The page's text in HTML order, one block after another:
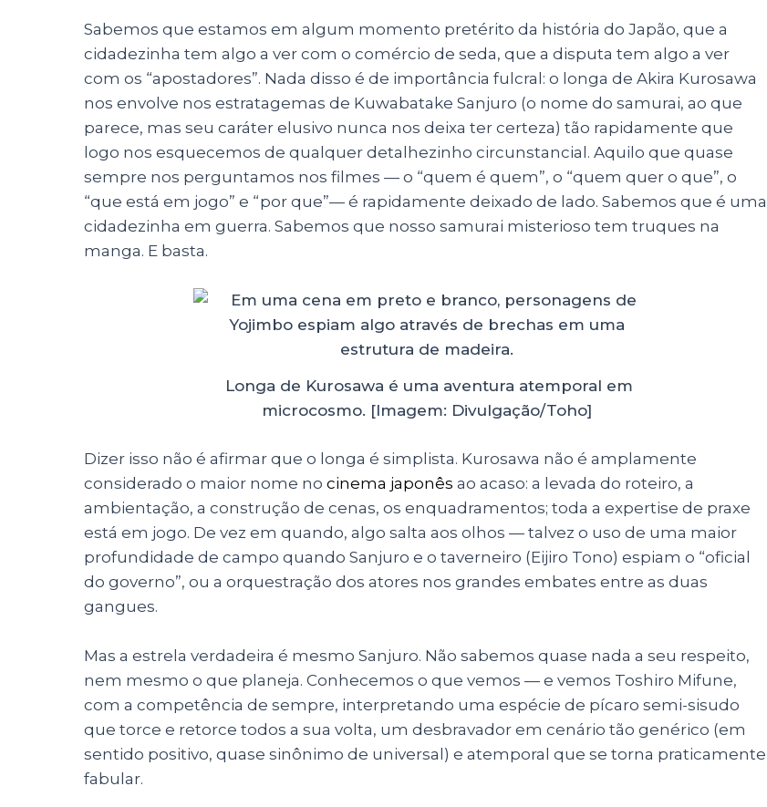
k
Sabemos que estamos em algum momento pretérito da história do Japão, que a
cidadezinha tem algo a ver com o comércio de seda, que a disputa tem algo a ver
com os “apostadores”. Nada disso é de importância fulcral: o longa de Akira Kurosawa
nos envolve nos estratagemas de Kuwabatake Sanjuro (o nome do samurai, ao que
parece, mas seu caráter elusivo nunca nos deixa ter certeza) tão rapidamente que
logo nos esquecemos de qualquer detalhezinho circunstancial. Aquilo que quase
sempre nos perguntamos nos filmes — o “quem é quem”, o “quem quer o que”, o
“que está em jogo” e “por que”— é rapidamente deixado de lado. Sabemos que é uma
cidadezinha em guerra. Sabemos que nosso samurai misterioso tem truques na
manga. E basta.
Longa de Kurosawa é uma aventura atemporal em
microcosmo. [Imagem: Divulgação/Toho]
Dizer isso não é afirmar que o longa é simplista. Kurosawa não é amplamente
considerado o maior nome no cinema japonês ao acaso: a levada do roteiro, a
ambientação, a construção de cenas, os enquadramentos; toda a expertise de praxe
está em jogo. De vez em quando, algo salta aos olhos — talvez o uso de uma maior
profundidade de campo quando Sanjuro e o taverneiro (Eijiro Tono) espiam o “oficial
do governo”, ou a orquestração dos atores nos grandes embates entre as duas
gangues.
Mas a estrela verdadeira é mesmo Sanjuro. Não sabemos quase nada a seu respeito,
nem mesmo o que planeja. Conhecemos o que vemos — e vemos Toshiro Mifune,
com a competência de sempre, interpretando uma espécie de pícaro semi-sisudo
que torce e retorce todos a sua volta, um desbravador em cenário tão genérico (em
sentido positivo, quase sinônimo de universal) e atemporal que se torna praticamente
fabular.